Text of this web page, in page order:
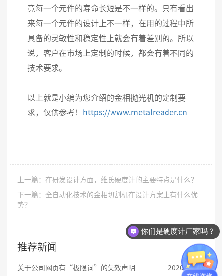
竟每一个元件的寿命长短是不一样的。只有看出
来每一个元件的设计上不一样，在用的过程中所
具备的灵敏性和稳定性上就会有着差别的。所以
说，客户在市场上定制的时候，都会有着不同的
技术要求。
以上就是小编为您介绍的金相抛光机的定制要
求，仅供参考！ https://www.metalreader.cn
上一篇：在研发设计方面，维氏硬度计的主要特点是什么？
下一篇：全自动化技术的金相切割机在设计方案上有什么优
势？
推荐新闻
关于公司网页有“极限词”的失效声明
2020-09-26
你们是硬度计厂家吗？